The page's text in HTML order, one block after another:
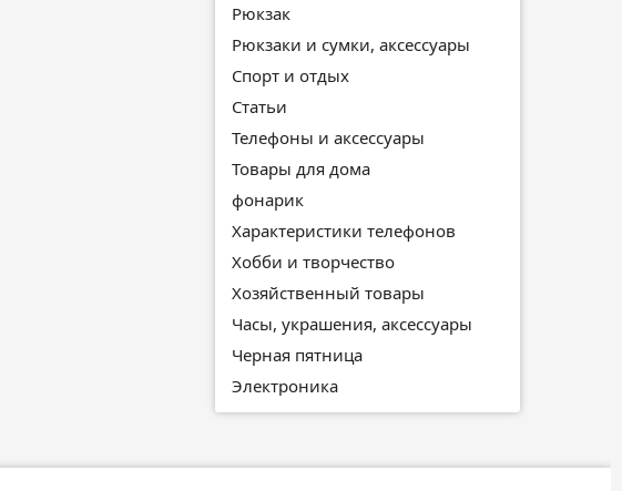
Рюкзак
Рюкзаки и сумки, аксессуары
Спорт и отдых
Статьи
Телефоны и аксессуары
Товары для дома
фонарик
Характеристики телефонов
Хобби и творчество
Хозяйственный товары
Часы, украшения, аксессуары
Черная пятница
Электроника